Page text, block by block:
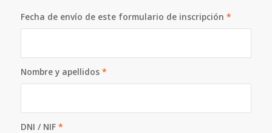
Fecha de envío de este formulario de inscripción *
Nombre y apellidos *
DNI / NIF *